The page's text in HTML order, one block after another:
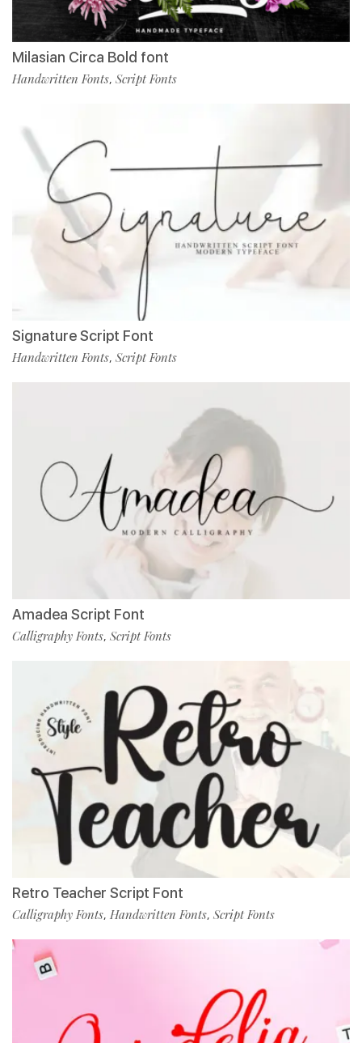
Milasian Circa Bold font
Handwritten Fonts, Script Fonts
Signature Script Font
Handwritten Fonts, Script Fonts
Amadea Script Font
Calligraphy Fonts, Script Fonts
Retro Teacher Script Font
Calligraphy Fonts, Handwritten Fonts, Script Fonts